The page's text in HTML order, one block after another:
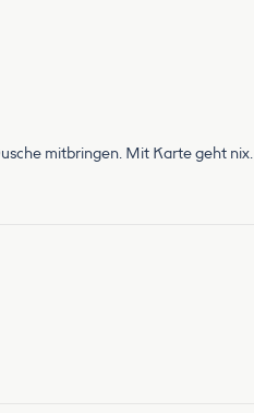
mitbringen. Mit Karte geht nix.